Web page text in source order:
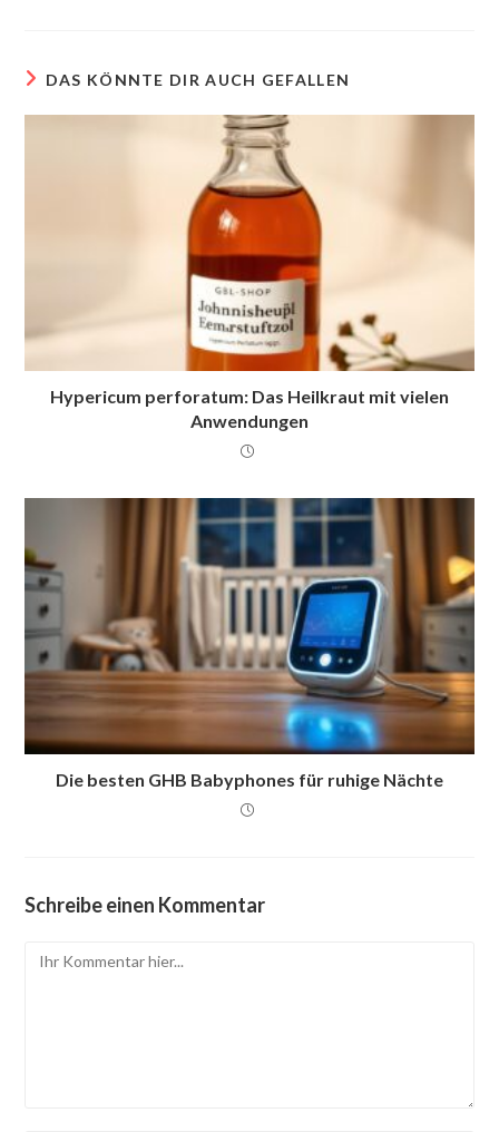
DAS KÖNNTE DIR AUCH GEFALLEN
Hypericum perforatum: Das Heilkraut mit vielen
Anwendungen
Die besten GHB Babyphones für ruhige Nächte
Schreibe einen Kommentar
Kommentar